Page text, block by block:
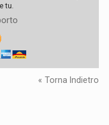
tu.
« Torna Indietro